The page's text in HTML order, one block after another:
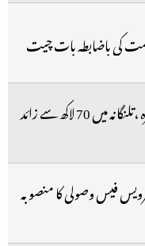
کی باضابطہ بات چیت
ووٹر لسٹ کا سب سے بڑا خطرہ ،تلنگانہ میں 70 لاکھ سے زائد
فیس وصولی کا منصوبہ